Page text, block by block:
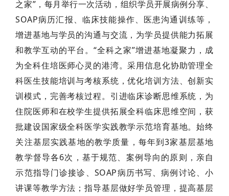
之家”，每月举行一次活动，组织学员开展病例分享、
SOAP病历汇报、临床技能操作、医患沟通训练等，
增进基地与学员的沟通与交流，为学员提供能力拓展
和教学互动的平台。“全科之家”增进基地凝聚力，成
为全科住培医师心灵的港湾。采用信息化协助管理全
科医生技能培训与考核系统，优化培训方法、创新实
训模式，完善考核过程。引进临床诊断思维系统，为
住院医师和在校学生提供拓展全科临床思维空间，获
批建设国家级全科医学实践教学示范培育基地。始终
关注基层实践基地的教学质量，每年到3家基层基地
教学督导各6次，基于规范、案例导向的原则，亲自
示范指导门诊接诊、SOAP病历书写、病例讨论、小
讲课等教学方法；指导基层做好学员管理，提高基层